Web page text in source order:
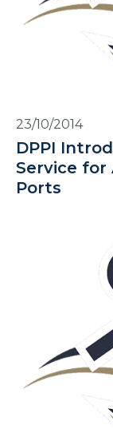
23/10/2014
DPPI
Service for
Ports